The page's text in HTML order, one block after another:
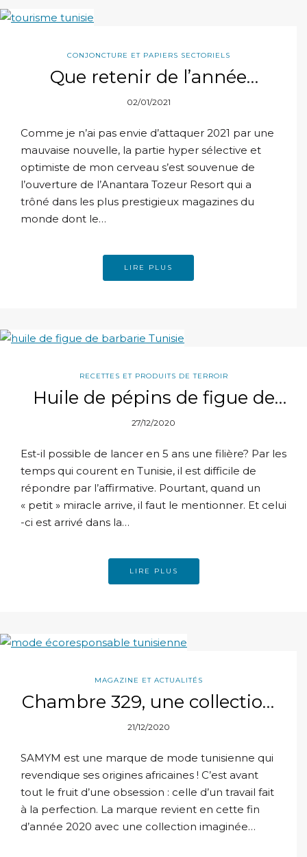
CONJONCTURE ET PAPIERS SECTORIELS
Que retenir de l’année
touristique 2020 en Tunisie?
02/01/2021
Comme je n’ai pas envie d’attaquer 2021 par une
mauvaise nouvelle, la partie hyper sélective et
optimiste de mon cerveau s’est souvenue de
l’ouverture de l’Anantara Tozeur Resort qui a
trôné dans les plus prestigieux magazines du
monde dont le…
LIRE PLUS
RECETTES ET PRODUITS DE TERROIR
Huile de pépins de figue de
barbarie: Chose promise,
27/12/2020
Est-il possible de lancer en 5 ans une filière? Par les
temps qui courent en Tunisie, il est difficile de
répondre par l’affirmative. Pourtant, quand un
« petit » miracle arrive, il faut le mentionner. Et celui
-ci est arrivé dans la…
LIRE PLUS
MAGAZINE ET ACTUALITÉS
Chambre 329, une collection
SAMYM d’inspiration
21/12/2020
SAMYM est une marque de mode tunisienne qui
revendique ses origines africaines ! C’est avant
tout le fruit d’une obsession : celle d’un travail fait
à la perfection. La marque revient en cette fin
d’année 2020 avec une collection imaginée…